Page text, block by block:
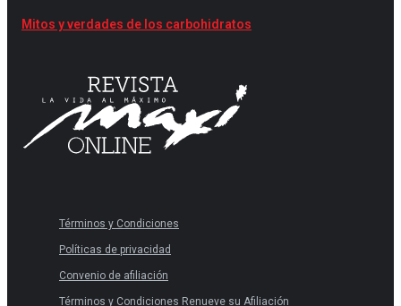
Mitos y verdades de los carbohidratos
Términos y Condiciones
Políticas de privacidad
Convenio de afiliación
Términos y Condiciones Renueve su Afiliación